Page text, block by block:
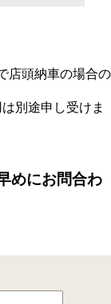
店頭納車の場合の
別途申し受けま
めにお問合わ